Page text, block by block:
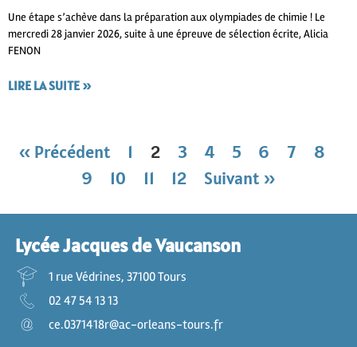
Une étape s’achève dans la préparation aux olympiades de chimie ! Le
mercredi 28 janvier 2026, suite à une épreuve de sélection écrite, Alicia
FENON
LIRE LA SUITE »
« Précédent 1 2 3 4 5 6 7
8
9
10 11 12 Suivant »
Lycée Jacques de Vaucanson
1 rue Védrines, 37100 Tours
02 47 54 13 13
ce.0371418r@ac-orleans-tours.fr